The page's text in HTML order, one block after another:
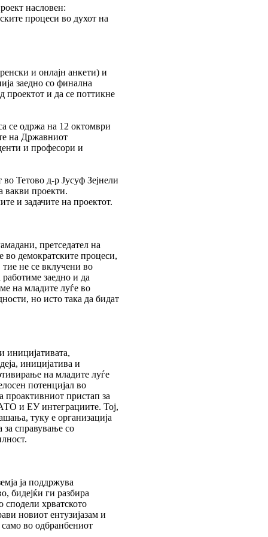
насловен:
процеси во духот на
и онлајн анкети) и
заедно со финална
проектот и да се поттикне
се одржа на 12 октомври
на Државниот
и професори и
Тетово д-р Јусуф Зејнели
вакви проекти.
и задачите на проектот.
претседател на
во демократските процеси,
тие не се вклучени во
заедно и да
на младите луѓе во
но исто така да бидат
иницијативата,
иницијатива и
на младите луѓе
потенцијал во
проактивниот пристап за
и ЕУ интеграциите. Тој,
туку е организација
за справување со
ја поддржува
бидејќи ги разбира
сподели хрватското
новиот ентузијазам и
во одбранбениот